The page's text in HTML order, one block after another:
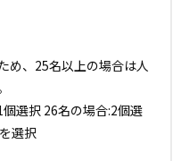
め、25名以上の場合は人
選択 26名の場合:2個選
選択